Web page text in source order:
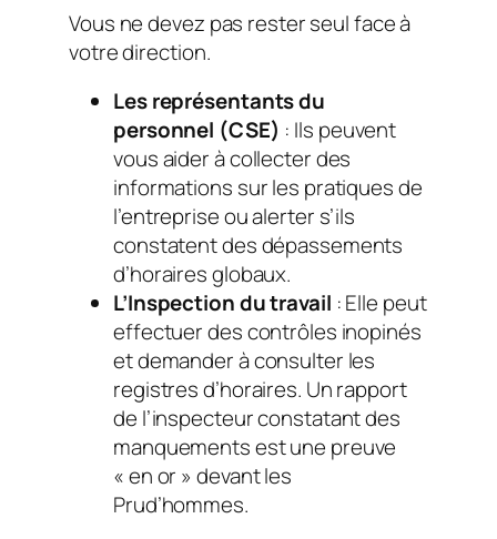
Vous ne devez pas rester seul face à
votre direction.
Les représentants du
personnel (CSE) : Ils peuvent
vous aider à collecter des
informations sur les pratiques de
l’entreprise ou alerter s’ils
constatent des dépassements
d’horaires globaux.
L’Inspection du travail : Elle peut
effectuer des contrôles inopinés
et demander à consulter les
registres d’horaires. Un rapport
de l’inspecteur constatant des
manquements est une preuve
« en or » devant les
Prud’hommes.